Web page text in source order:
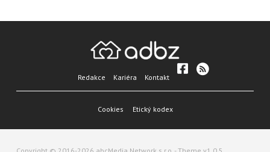
Redakce Kariéra Kontakt
Cookies Etický kodex